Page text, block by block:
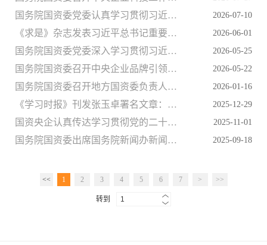
国务院国资委党委认真学习贯彻习近平总书记在庆祝中国共产党成立105周年大会上的重要讲话精神 坚定信心接续奋斗 为强国建设民族复兴伟业贡献国资央企更大力量 2026-07-10
《求是》杂志发表习近平总书记重要文章《前瞻布局和发展未来产业》 2026-06-01
国务院国资委党委深入学习贯彻习近平总书记关于“十五五”规划的重要论述精神 研究审议《中央企业“十五五”发展规划纲要》 2026-05-25
国务院国资委召开中央企业品牌引领行动总结暨品牌价值提升行动部署会 2026-05-22
国务院国资委召开地方国资委负责人会议 聚焦主责主业立足实体经济 坚定不移做强做优做大国有企业和国有资本 2026-01-16
《学习时报》刊发张玉卓署名文章：坚定不移做强做优做大国有企业和国有资本 2025-12-29
国资央企认真传达学习贯彻党的二十届四中全会精神 坚定不移做强做优做大国有企业和国有资本 为基本实现社会主义现代化贡献更大力量 2025-11-01
国务院国资委出席国务院新闻办新闻发布会 介绍砥砺奋进“十四五”中央企业高质量发展情况并答记者问 2025-09-18
<< 1 2 3 4 5 6 7 > >>
转到